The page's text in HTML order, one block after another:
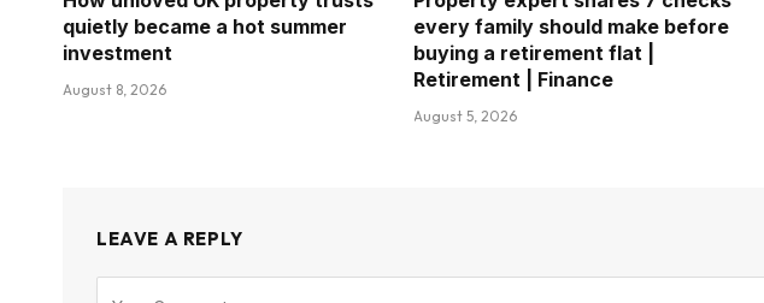
quietly became a hot summer
investment
August 8, 2026
every family should make before
buying a retirement flat |
Retirement | Finance
August 5, 2026
LEAVE A REPLY